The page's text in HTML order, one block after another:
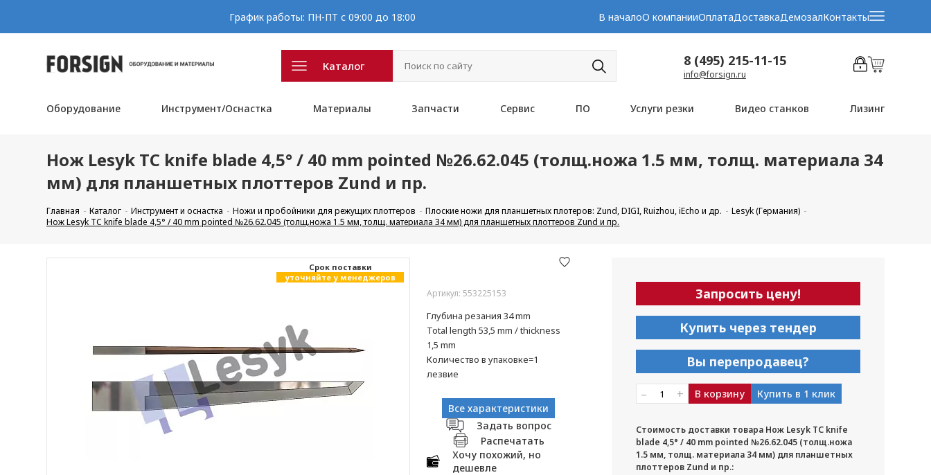
График работы: ПН-ПТ с 09:00 до 18:00 В началоО компанииОплатаДоставкаДемозалКонтакты
Каталог 8 (495) 215-11-15
info@forsign.ru
Оборудование Инструмент/Оснастка Материалы Запчасти Сервис ПО Услуги резки Видео станков Лизинг
Нож Lesyk TC knife blade 4,5° / 40 mm pointed №26.62.045 (толщ.ножа 1.5 мм, толщ. материала 34
мм) для планшетных плоттеров Zund и пр.
Главная Каталог Инструмент и оснастка Ножи и пробойники для режущих плоттеров Плоские ножи для планшетных плотеров: Zund, DIGI, Ruizhou, iEcho и др.
Lesyk (Германия)
Нож Lesyk TC knife blade 4,5° / 40 mm pointed №26.62.045 (толщ.ножа 1.5 мм, толщ. материала 34 мм) для планшетных плоттеров Zund и пр.
Cрок поставки
уточняйте у менеджеров
Артикул: 553225153
Глубина резания 34 mm
Total length 53,5 mm / thickness
1,5 mm
Количество в упаковке=1
лезвие
Все характеристики
Задать вопрос
Распечатать
Хочу похожий, но
дешевле
Запросить цену!
Купить через тендер
Вы перепродавец?
– + В корзину Купить в 1 клик
Стоимость доставки товара Нож Lesyk TC knife
blade 4,5° / 40 mm pointed №26.62.045 (толщ.ножа
1.5 мм, толщ. материала 34 мм) для планшетных
плоттеров Zund и пр.: